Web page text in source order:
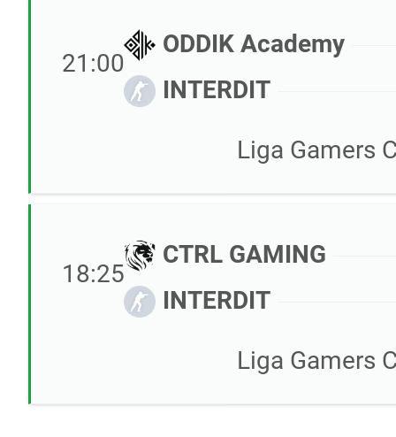
21:00
ODDIK Academy
INTERDIT
Liga Gamers
18:25
CTRL GAMING
INTERDIT
Liga Gamers